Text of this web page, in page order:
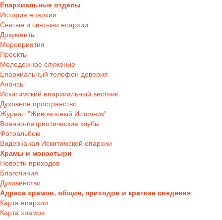
Епархиальные отделы
История епархии
Святые и святыни епархии
Документы
Мероприятия
Проекты
Молодежное служение
Епархиальный телефон доверия
Анонсы
Искитимский епархиальный вестник
Духовное пространство
Журнал "Живоносный Источник"
Военно-патриотические клубы
Фотоальбом
Видеоканал Искитимской епархии
Храмы и монастыри
Новости приходов
Благочиния
Духовенство
Адреса храмов, общин, приходов и краткие сведения
Карта епархии
Карта храмов